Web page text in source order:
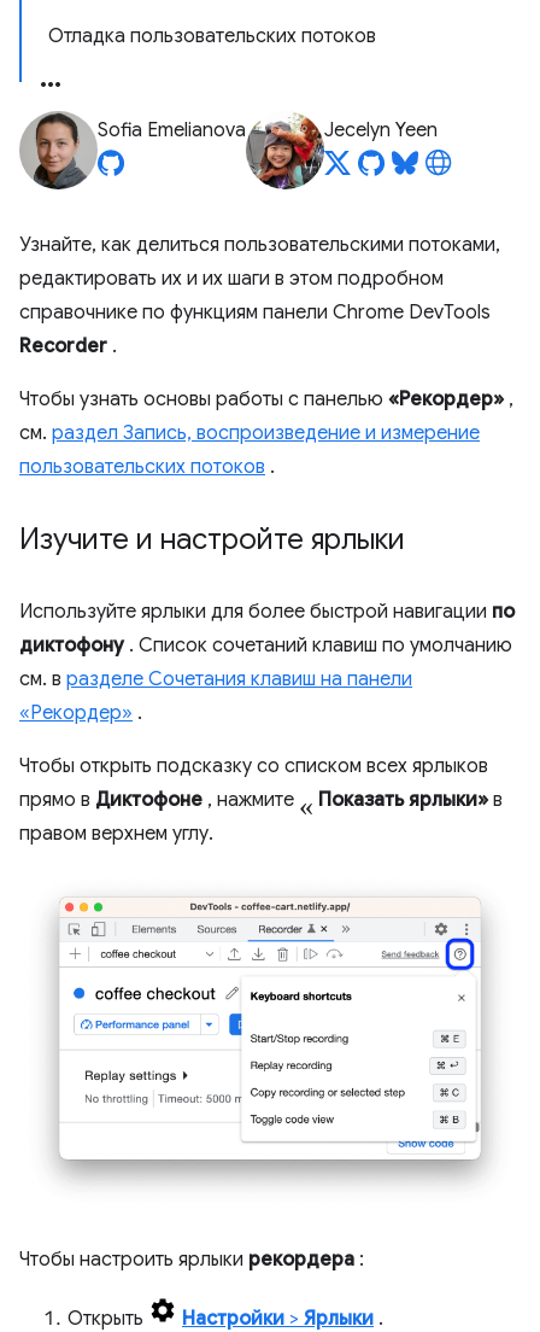
Отладка пользовательских потоков
Sofia Emelianova Jecelyn Yeen
Узнайте, как делиться пользовательскими потоками,
редактировать их и их шаги в этом подробном
справочнике по функциям панели Chrome DevTools
Recorder .
Чтобы узнать основы работы с панелью «Рекордер» ,
см. раздел Запись, воспроизведение и измерение
пользовательских потоков .
Изучите и настройте ярлыки
Используйте ярлыки для более быстрой навигации по
диктофону. Список сочетаний клавиш по умолчанию
см. в разделе Сочетания клавиш на панели
«Рекордер» .
Чтобы открыть подсказку со списком всех ярлыков
прямо в Диктофоне , нажмите « Показать ярлыки» в
правом верхнем углу.
Чтобы настроить ярлыки рекордера :
Открыть Настройки > Ярлыки .